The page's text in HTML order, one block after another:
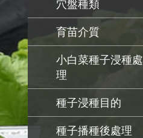
穴盤種類
育苗介質
小白菜種子浸種處
理
種子浸種目的
種子播種後處理